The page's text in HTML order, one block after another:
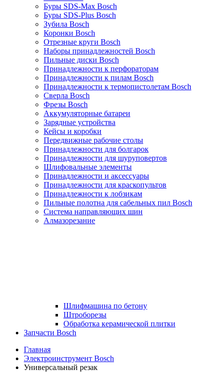
Буры SDS-Max Bosch
Буры SDS-Plus Bosch
Зубила Bosch
Коронки Bosch
Отрезные круги Bosch
Наборы принадлежностей Bosch
Пильные диски Bosch
Принадлежности к перфораторам
Принадлежности к пилам Bosch
Принадлежности к термопистолетам Bosch
Сверла Bosch
Фрезы Bosch
Аккумуляторные батареи
Зарядные устройства
Кейсы и коробки
Передвижные рабочие столы
Принадлежности для болгарок
Принадлежности для шуруповертов
Шлифовальные элементы
Принадлежности и аксессуары
Принадлежности для краскопультов
Принадлежности к лобзикам
Пильные полотна для сабельных пил Bosch
Система направляющих шин
Алмазорезание
Шлифмашина по бетону
Штроборезы
Обработка керамической плитки
Запчасти Bosch
Главная
Электроинструмент Bosch
Универсальный резак